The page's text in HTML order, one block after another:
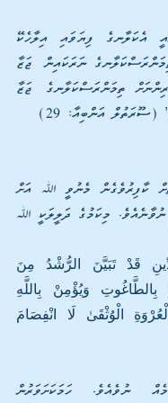
އަންބިއާ: 29)
އަދި ދަންނާށެވެ. ޠާޣޫތަށް ކާފިރުވެގެން މެނުވީ ﷲ އަށް
“ދީނުގައި މަޖުބޫރުކަމެއް ނުވެއެވެ. ހަމަކަށަވަރުން